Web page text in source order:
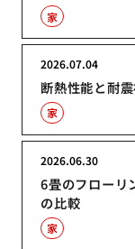
家
断熱性能と耐
2026.07.04
家
6畳のフローリ
の比較
2026.06.30
家